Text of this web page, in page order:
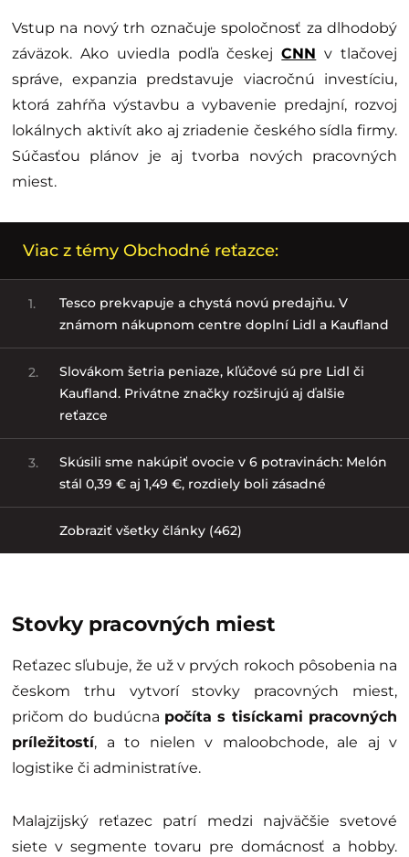
Vstup na nový trh označuje spoločnosť za dlhodobý
záväzok. Ako uviedla podľa českejCNN v tlačovej
správe, expanzia predstavuje viacročnú investíciu,
ktorá zahŕňa výstavbu a vybavenie predajní, rozvoj
lokálnych aktivít ako aj zriadenie českého sídla firmy.
Súčasťou plánov je aj tvorba nových pracovných
miest.
Viac z témy Obchodné reťazce:
1.
Tesco prekvapuje a chystá novú predajňu. V
známom nákupnom centre doplní Lidl a Kaufland
2.
Slovákom šetria peniaze, kľúčové sú pre Lidl či
Kaufland. Privátne značky rozširujú aj ďalšie
reťazce
3.
Skúsili sme nakúpiť ovocie v 6 potravinách: Melón
stál 0,39 € aj 1,49 €, rozdiely boli zásadné
Zobraziť všetky články (462)
Stovky pracovných miest
Reťazec sľubuje, že už v prvých rokoch pôsobenia na
českom trhu vytvorí stovky pracovných miest,
pričom do budúcna počíta s tisíckami pracovných
príležitostí, a to nielen v maloobchode, ale aj v
logistike či administratíve.
Malajzijský reťazec patrí medzi najväčšie svetové
siete v segmente tovaru pre domácnosť a hobby.